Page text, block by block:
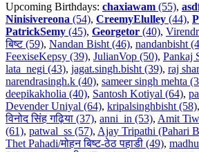
Upcoming Birthdays: chaxiawam (55),
Ninisivereona (54), CreemyElulley (44),
PatrickSemy (45), Georgetor (40),
बिष्ट (59), Nandan Bisht (46), nandanbisht
FeexiseKepsy (39), JulianVop (50), Pankaj
lata_negi (43), jagat.singh.bisht (39), raj
narendrasingh.k (40), sameer singh mehta
deepikakholia (40), Santosh Kotiyal (64),
Devender Uniyal (64), kripalsinghbisht (58),
विनोद सिंह गढ़िया (37), anni_in (53), Amit
(61), patwal_ss (57), Ajay Tripathi (Pahari
Thet Pahadi/मोहन बिष्ट-ठेठ पहाडी (49),